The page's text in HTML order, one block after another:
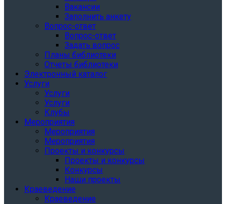
Вакансии
Заполнить анкету
Вопрос-ответ
Вопрос-ответ
Задать вопрос
Планы библиотеки
Отчеты библиотеки
Электронный каталог
Услуги
Услуги
Услуги
Клубы
Мероприятия
Мероприятия
Мероприятия
Проекты и конкурсы
Проекты и конкурсы
Конкурсы
Наши проекты
Краеведение
Краеведение